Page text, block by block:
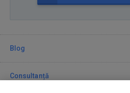
Blog
Consultanță